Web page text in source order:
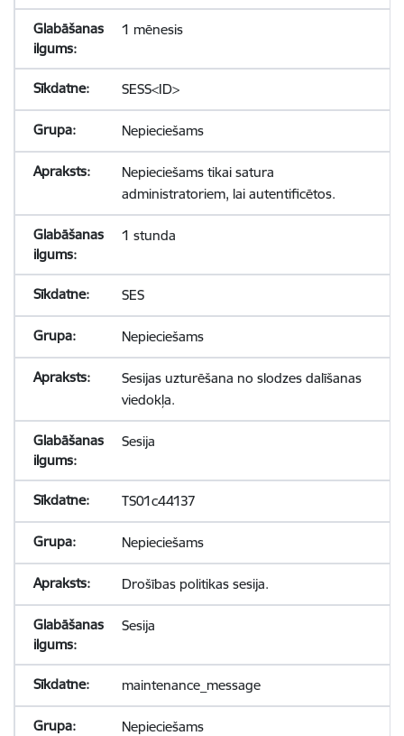
1 mēnesis
SESS<ID>
Nepieciešams
Nepieciešams tikai satura
administratoriem, lai autentificētos.
1 stunda
SES
Nepieciešams
Sesijas uzturēšana no slodzes dalīšanas
viedokļa.
Sesija
TS01c44137
Nepieciešams
Drošības politikas sesija.
Sesija
maintenance_message
Nepieciešams